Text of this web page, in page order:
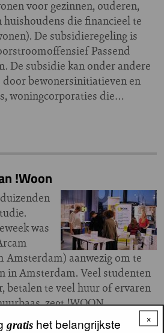
voor gezinnen, ouderen,
die financieel te
De subsidieregeling is
Passend
De subsidie kan onder andere
door bewonersinitiatieven en
woningcorporaties die…
!Woon
was
Amsterdam) aanwezig om te
in Amsterdam. Veel studenten
betalen te veel huur of ervaren
zegt !WOON.
×
gratishet belangrijkste